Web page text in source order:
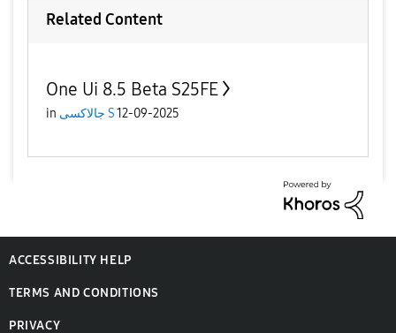
Related Content
One Ui 8.5 Beta S25FE
in جالاكسى S12-09-2025
ACCESSIBILITY HELP
TERMS AND CONDITIONS
PRIVACY